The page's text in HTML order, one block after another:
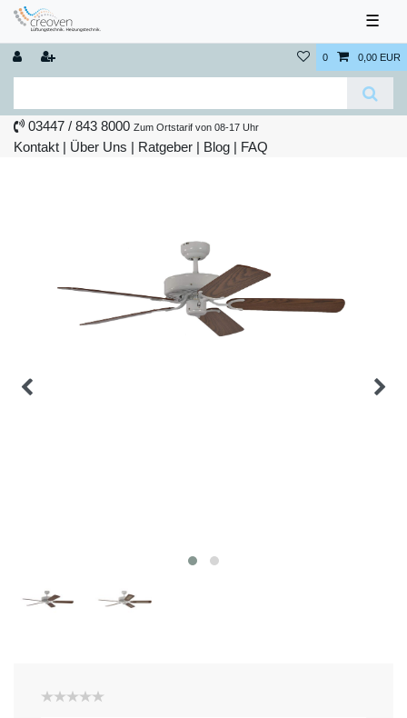
☰
0 0,00 EUR
03447 / 843 8000 Zum Ortstarif von 08-17 Uhr
Kontakt | Über Uns | Ratgeber | Blog | FAQ